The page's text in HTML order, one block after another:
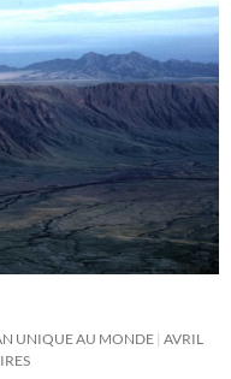
UNIQUE AU MONDE AVRIL